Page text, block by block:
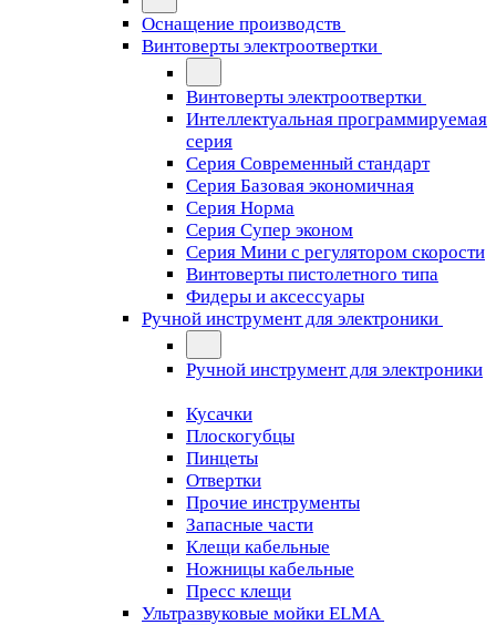
Оснащение производств
Винтоверты электроотвертки
Винтоверты электроотвертки
Интеллектуальная программируемая
серия
Серия Современный стандарт
Серия Базовая экономичная
Серия Норма
Серия Cупер эконом
Серия Мини с регулятором скорости
Винтоверты пистолетного типа
Фидеры и аксессуары
Ручной инструмент для электроники
Ручной инструмент для электроники
Кусачки
Плоскогубцы
Пинцеты
Отвертки
Прочие инструменты
Запасные части
Клещи кабельные
Ножницы кабельные
Пресс клещи
Ультразвуковые мойки ELMA